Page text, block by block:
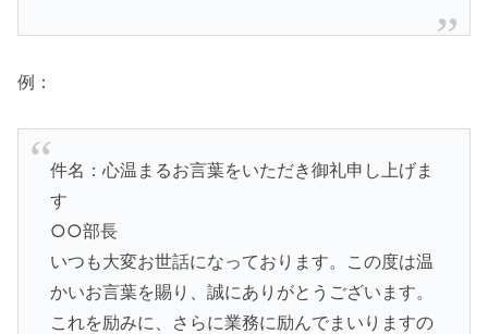
例：
件名：心温まるお言葉をいただき御礼申し上げま
す
○○部長
いつも大変お世話になっております。この度は温
かいお言葉を賜り、誠にありがとうございます。
これを励みに、さらに業務に励んでまいりますの